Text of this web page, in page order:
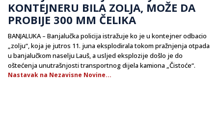
KONTEJNERU BILA ZOLJA, MOŽE DA
PROBIJE 300 MM ČELIKA
BANJALUKA – Banjalučka policija istražuje ko je u kontejner odbacio
„zolju“, koja je jutros 11. juna eksplodirala tokom pražnjenja otpada
u banjalučkom naselju Lauš, a usljed eksplozije došlo je do
oštećenja unutrašnjosti transportnog dijela kamiona „Čistoće“.
Nastavak na Nezavisne Novine...